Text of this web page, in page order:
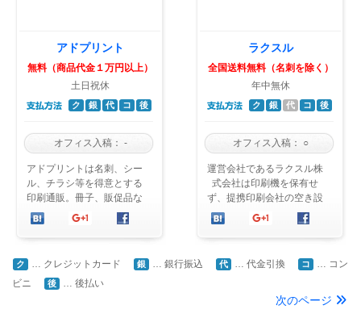
アドプリント
無料（商品代金１万円以上）
土日祝休
ク 銀 代 コ 後
オフィス入稿： -
アドプリントは名刺、シー
ル、チラシ等を得意とする
印刷通販。冊子、販促品な
どの印刷物や紙袋、横断
幕、のぼり旗まで幅広い商
品を通販ならではの ...
ラクスル
全国送料無料（名刺を除く）
年中無休
ク 銀 代 コ 後
オフィス入稿： ○
運営会社であるラクスル株
式会社は印刷機を保有せ
ず、提携印刷会社の空き設
備を使って印刷をするブロ
ーカー型の印刷通販会社。
テレビCMでおなじ ...
ク … クレジットカード 銀 … 銀行振込 代 … 代金引換 コ
… コン
ビニ
後 … 後払い
次のページ